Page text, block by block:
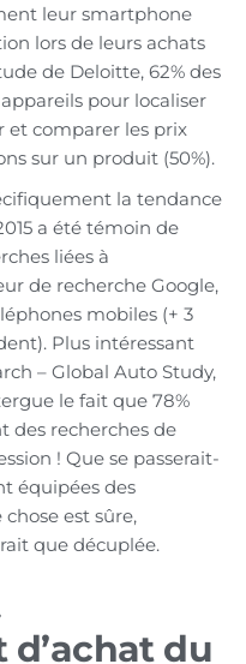
leur smartphone
lors de leurs achats
de Deloitte, 62% des
pour localiser
et comparer les prix
sur un produit (50%).
la tendance
a été témoin de
liées à
de recherche Google,
mobiles (+ 3
Plus intéressant
– Global Auto Study,
le fait que 78%
des recherches de
! Que se passerait-
équipées des
est sûre,
que décuplée.
du